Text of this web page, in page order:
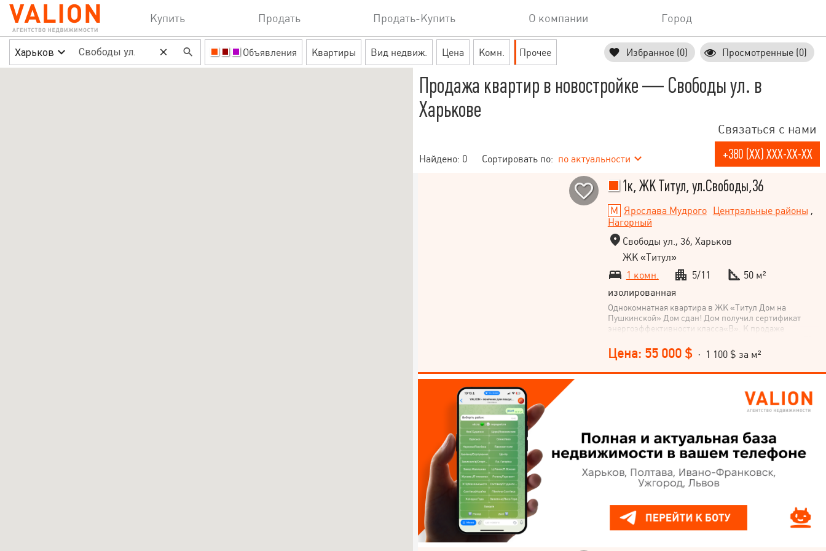
Купить Продать Продать-Купить О компании Город
Харьков Объявления Квартиры Вид недвиж. Цена Комн. Прочее Избранное (0) Просмотренные (0)
Продажа квартир в новостройке — Свободы ул. в
Харькове
Найдено: 0 Сортировать по: по актуальности
Связаться с нами
+380 (XX) XXX-XX-XX
1к, ЖК Титул, ул.Свободы,36
Ярослава Мудрого Центральные районы ,
Нагорный
Свободы ул., 36, Харьков
ЖК «Титул»
1 комн.
5/11
50 м²
изолированная
Однокомнатная квартира в ЖК «Титул Дом на
Пушкинской» Дом сдан! Дом получил сертификат
энергоэффективности класса«В». К продаже
кв.м в престижном ЖК «Титул Дом на Пушкинской»
на перекрестке улиц Свободы и Пушкинской по ул.
Свободы, 36 (бывшая Иванова) в г. Харькове. -
центре Харькова - Экологически чистые материалы
премиального качества. - Наружные стены дома
выполнены из энергоэффективных керамических
толщиной 150 мм - Дизайнерские холлы от
архитектурного бюро. - Премиальные панорамные
дерево-алюминиевые окна фирмы Модерн. -
Подземный паркинг - Скоростные лифты немецкой
фирмы «Wittur» - Премиальные трубы системы
отопления «KAN-therm» (Нидерланды) - Радиаторы
Цена: 55 000 $· 1 100 $ за м²